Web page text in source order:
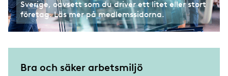
Sverige, oavsett som du driver ett litet eller stort
företag. Läs mer på medlemssidorna.
Bra och säker arbetsmiljö